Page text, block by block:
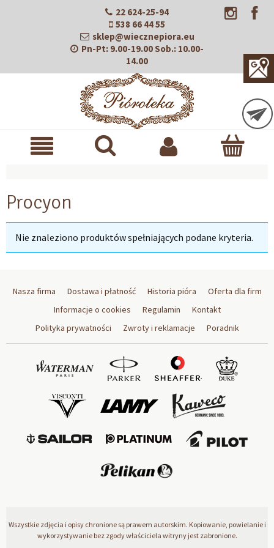
22 624-25-94
538 66 44 55
sklep@wiecznepiora.eu
Pn-Pt: 9.00-19.00Sob.: 10.00-
14.00
Procyon
Nie znaleziono produktów spełniających podane kryteria.
Nasza firma Dostawa i płatność Historia pióra
Oferta dla firm
Informacje o cookies
Regulamin
Kontakt
Polityka prywatności
Zwroty i reklamacje Poradnik
Wszystkie zdjęcia i opisy chronione są prawem autorskim. Kopiowanie, powielanie i
wykorzystywanie bez zgody właściciela witryny jest zabronione.